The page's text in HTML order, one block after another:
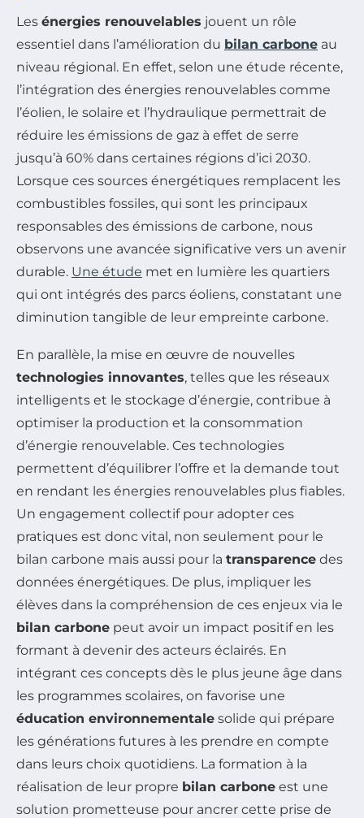
Les énergies renouvelables jouent un rôle
essentiel dans l’amélioration du bilan carbone au
niveau régional. En effet, selon une étude récente,
l’intégration des énergies renouvelables comme
l’éolien, le solaire et l’hydraulique permettrait de
réduire les émissions de gaz à effet de serre
jusqu’à 60% dans certaines régions d’ici 2030.
Lorsque ces sources énergétiques remplacent les
combustibles fossiles, qui sont les principaux
responsables des émissions de carbone, nous
observons une avancée significative vers un avenir
durable. Une étude met en lumière les quartiers
qui ont intégrés des parcs éoliens, constatant une
diminution tangible de leur empreinte carbone.
En parallèle, la mise en œuvre de nouvelles
technologies innovantes, telles que les réseaux
intelligents et le stockage d’énergie, contribue à
optimiser la production et la consommation
d’énergie renouvelable. Ces technologies
permettent d’équilibrer l’offre et la demande tout
en rendant les énergies renouvelables plus fiables.
Un engagement collectif pour adopter ces
pratiques est donc vital, non seulement pour le
bilan carbone mais aussi pour la transparence des
données énergétiques. De plus, impliquer les
élèves dans la compréhension de ces enjeux via le
bilan carbone peut avoir un impact positif en les
formant à devenir des acteurs éclairés. En
intégrant ces concepts dès le plus jeune âge dans
les programmes scolaires, on favorise une
éducation environnementale solide qui prépare
les générations futures à les prendre en compte
dans leurs choix quotidiens. La formation à la
réalisation de leur propre bilan carbone est une
solution prometteuse pour ancrer cette prise de